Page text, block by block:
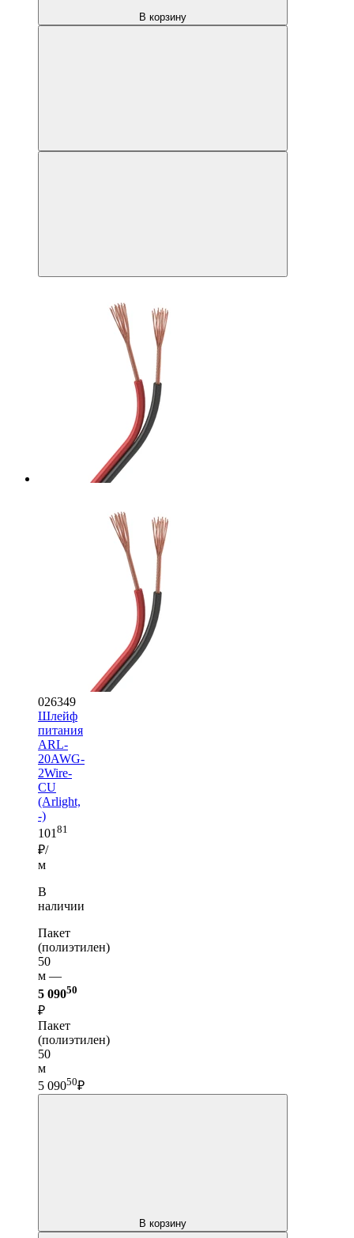
В корзину
026349
Шлейф
питания
ARL-
20AWG-
2Wire-
CU
(Arlight,
-)
101 81
₽/
м
В
наличии
Пакет
(полиэтилен)
50
м —
5 09050
₽
Пакет
(полиэтилен)
50
м
5 09050₽
В корзину